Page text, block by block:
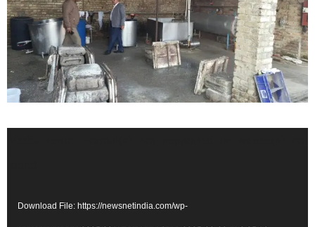
Download File: https://newsnetindia.com/wp-